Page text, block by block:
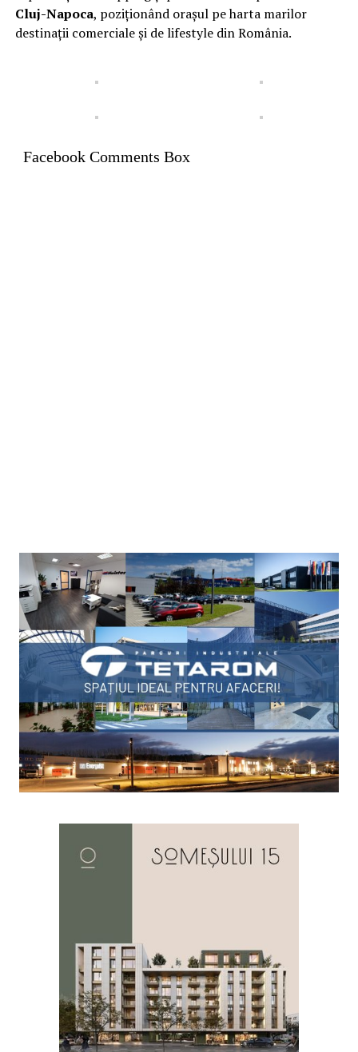
Cluj-Napoca, poziționând orașul pe harta marilor
destinații comerciale și de lifestyle din România.
Facebook Comments Box